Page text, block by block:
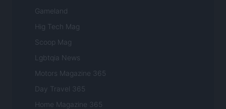
Gameland
Hig Tech Mag
Scoop Mag
Lgbtqia News
Motors Magazine 365
Day Travel 365
Home Magazine 365